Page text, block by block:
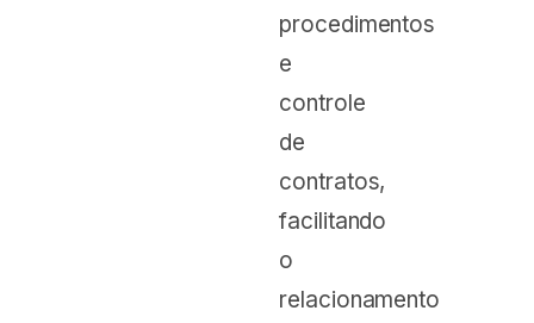
procedimentos
e
controle
de
contratos,
facilitando
o
relacionamento